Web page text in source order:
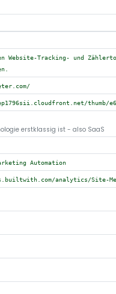
Website-Tracking- und
thumb/
erstklassig ist - also SaaS
Automation
analytics/Site-